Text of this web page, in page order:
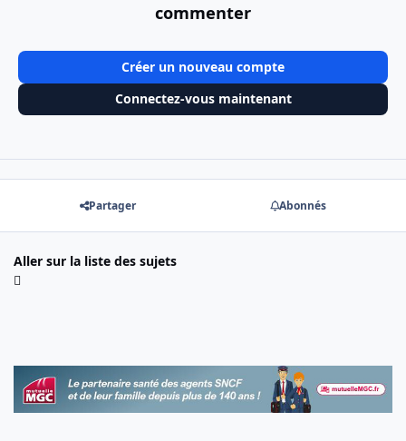
commenter
Créer un nouveau compte
Connectez-vous maintenant
Partager Abonnés
Aller sur la liste des sujets